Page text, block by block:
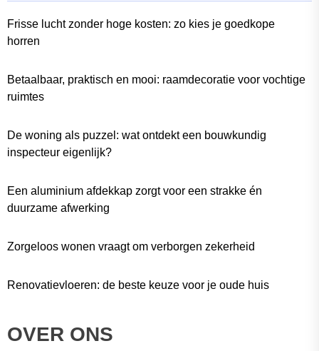
Frisse lucht zonder hoge kosten: zo kies je goedkope
horren
Betaalbaar, praktisch en mooi: raamdecoratie voor vochtige
ruimtes
De woning als puzzel: wat ontdekt een bouwkundig
inspecteur eigenlijk?
Een aluminium afdekkap zorgt voor een strakke én
duurzame afwerking
Zorgeloos wonen vraagt om verborgen zekerheid
Renovatievloeren: de beste keuze voor je oude huis
OVER ONS